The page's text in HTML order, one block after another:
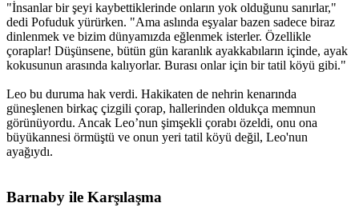
"İnsanlar bir şeyi kaybettiklerinde onların yok olduğunu sanırlar,"
dedi Pofuduk yürürken. "Ama aslında eşyalar bazen sadece biraz
dinlenmek ve bizim dünyamızda eğlenmek isterler. Özellikle
çoraplar! Düşünsene, bütün gün karanlık ayakkabıların içinde, ayak
kokusunun arasında kalıyorlar. Burası onlar için bir tatil köyü gibi."
Leo bu duruma hak verdi. Hakikaten de nehrin kenarında
güneşlenen birkaç çizgili çorap, hallerinden oldukça memnun
görünüyordu. Ancak Leo’nun şimşekli çorabı özeldi, onu ona
büyükannesi örmüştü ve onun yeri tatil köyü değil, Leo'nun
ayağıydı.
Barnaby ile Karşılaşma​